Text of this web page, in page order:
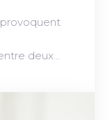
deux…